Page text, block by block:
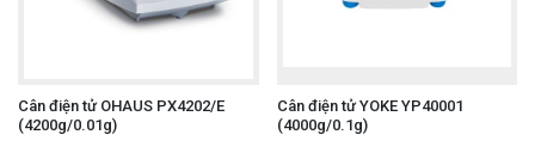
Cân điện tử OHAUS PX4202/E
(4200g/0.01g)
Cân điện tử YOKE YP40001
(4000g/0.1g)